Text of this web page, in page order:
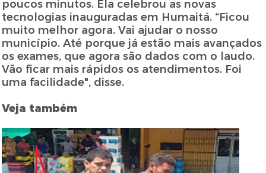
poucos minutos. Ela celebrou as novas
tecnologias inauguradas em Humaitá. “Ficou
muito melhor agora. Vai ajudar o nosso
município. Até porque já estão mais avançados
os exames, que agora são dados com o laudo.
Vão ficar mais rápidos os atendimentos. Foi
uma facilidade", disse.
Veja também